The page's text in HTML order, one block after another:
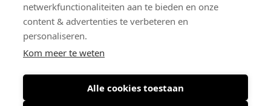
netwerkfunctionaliteiten aan te bieden en onze
content & advertenties te verbeteren en
personaliseren.
Kom meer te weten
Alle cookies toestaan
Veelgestelde vragen
© 2026 West-End BV-Meir 75, 2000 Antwerpen (België)